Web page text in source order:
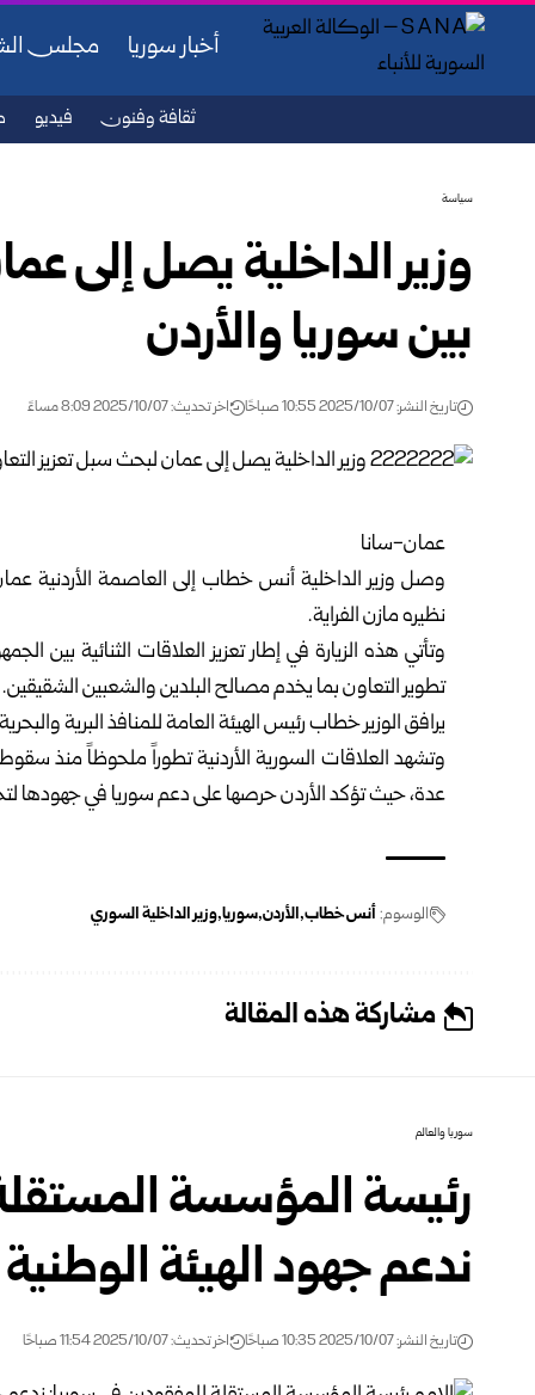
أخبار سوريا مجلس
ثقافة وفنون فيديو
سياسة
وزير الداخلية يصل إلى
بين سوريا والأردن
تاريخ النشر: 2025/10/07 10:55 صباحًا اخر تحديث: 2025/10/07 8:09 مساءً
عمان-سانا
وصل وزير الداخلية أنس خطاب إلى العاصمة الأردنية
نظيره مازن الفراية.
وتأتي هذه الزيارة في إطار تعزيز العلاقات الثنائية بين
تطوير التعاون بما يخدم مصالح البلدين والشعبين الشقيقين.
يرافق الوزيرخطابرئيس الهيئة العامة للمنافذ البرية
وتشهد العلاقات السورية الأردنية تطوراً ملحوظاً منذ
عدة، حيث تؤكد الأردن حرصها على دعمسوريافي جهودها
الوسوم: أنس خطاب الأردن سوريا وزير الداخلية السوري
مشاركة هذه المقالة
سوريا والعالم
رئيسة المؤسسة
ندعم جهود الهيئة
تاريخ النشر: 2025/10/07 10:35 صباحًا اخر تحديث: 2025/10/07 11:54 صباحًا